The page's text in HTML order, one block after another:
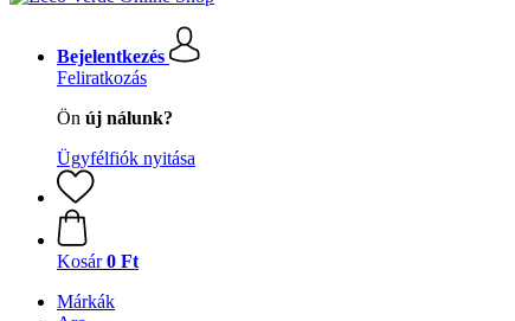
Bejelentkezés
Feliratkozás
Ön új nálunk?
Ügyfélfiók nyitása
Kosár 0 Ft
Márkák